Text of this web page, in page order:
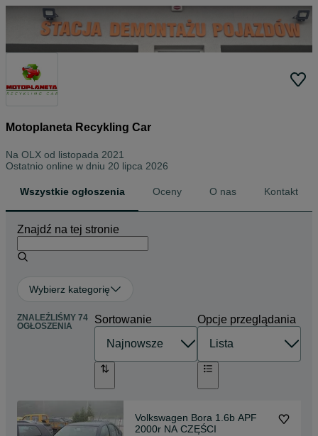
Motoplaneta Recykling Car
Na OLX od listopada 2021
Ostatnio online w dniu 20 lipca 2026
Wszystkie ogłoszenia Oceny O nas Kontakt
Znajdź na tej stronie
Wybierz kategorię
ZNALEŹLIŚMY 74
OGŁOSZENIA
Sortowanie Opcje przeglądania
Volkswagen Bora 1.6b APF
2000r NA CZĘŚCI